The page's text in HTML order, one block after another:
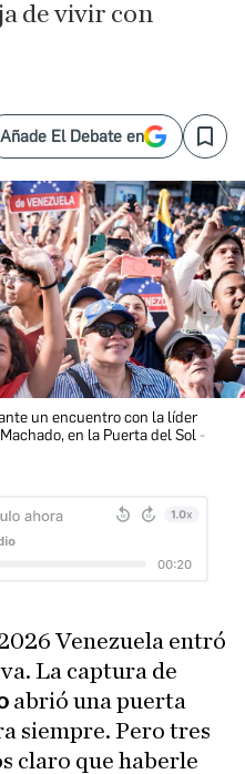
de vivir con
Añade El Debate en Save
un encuentro con la líder
en la Puerta del Sol
Venezuela entró
La captura de
abrió una puerta
siempre. Pero tres
claro que haberle